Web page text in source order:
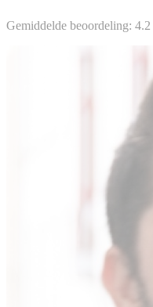
Gemiddelde beoordeling: 4.2